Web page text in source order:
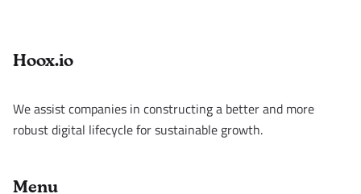
Footer
Hoox.io
We assist companies in constructing a better and more
robust digital lifecycle for sustainable growth.
Menu